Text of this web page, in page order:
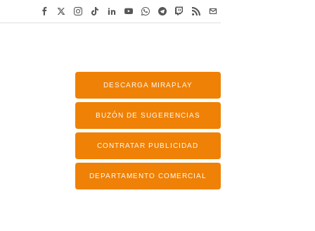
DESCARGA MIRAPLAY
BUZÓN DE SUGERENCIAS
CONTRATAR PUBLICIDAD
DEPARTAMENTO COMERCIAL